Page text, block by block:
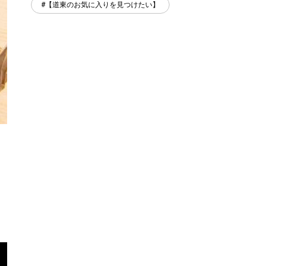
【道東のお気に入りを見つけたい】